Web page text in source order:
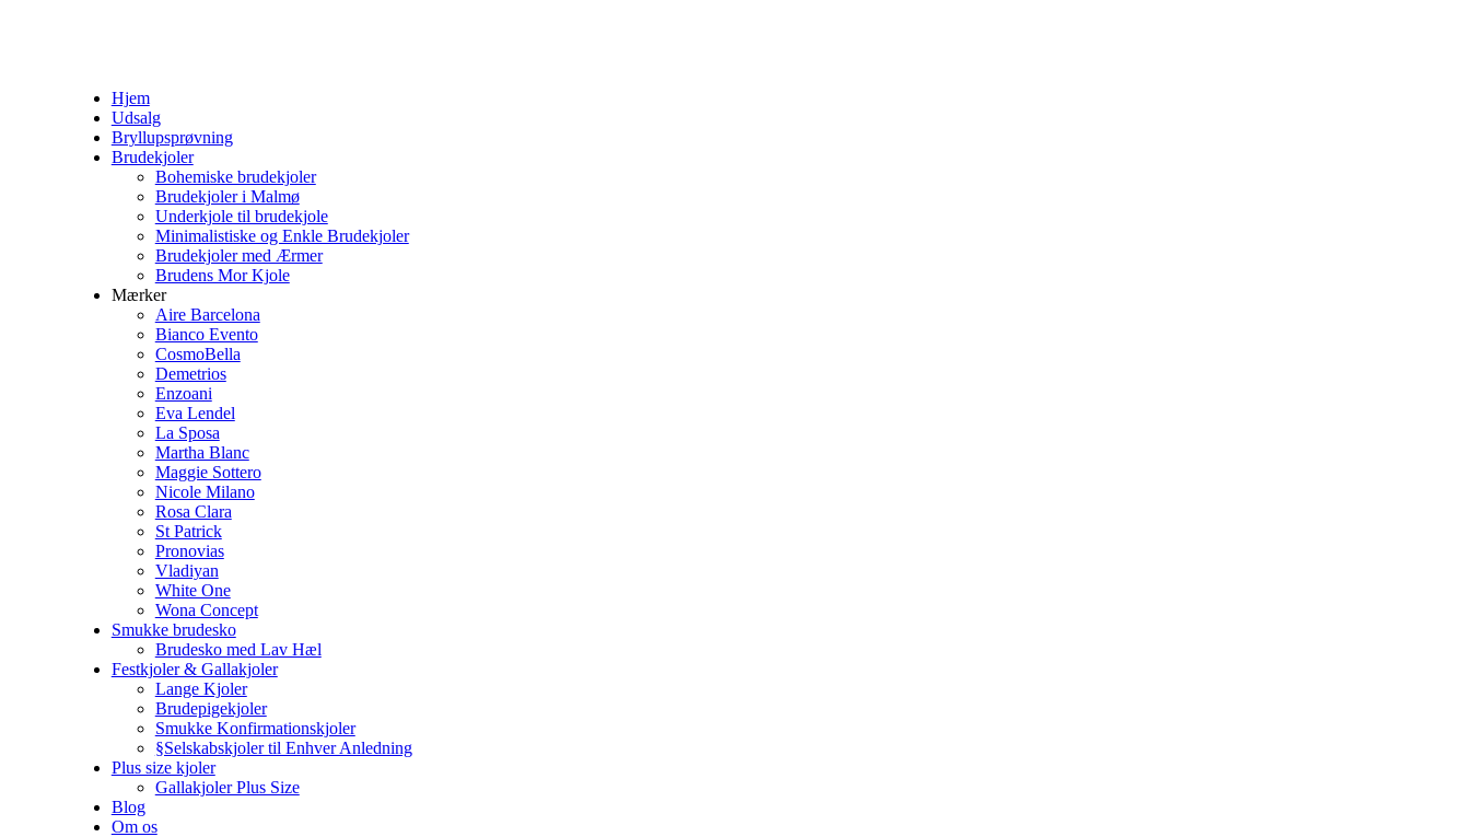
Hjem
Udsalg
Bryllupsprøvning
Brudekjoler
Bohemiske brudekjoler
Brudekjoler i Malmø
Underkjole til brudekjole
Minimalistiske og Enkle Brudekjoler
Brudekjoler med Ærmer
Brudens Mor Kjole
Mærker
Aire Barcelona
Bianco Evento
CosmoBella
Demetrios
Enzoani
Eva Lendel
La Sposa
Martha Blanc
Maggie Sottero
Nicole Milano
Rosa Clara
St Patrick
Pronovias
Vladiyan
White One
Wona Concept
Smukke brudesko
Brudesko med Lav Hæl
Festkjoler & Gallakjoler
Lange Kjoler
Brudepigekjoler
Smukke Konfirmationskjoler
§Selskabskjoler til Enhver Anledning
Plus size kjoler
Gallakjoler Plus Size
Blog
Om os